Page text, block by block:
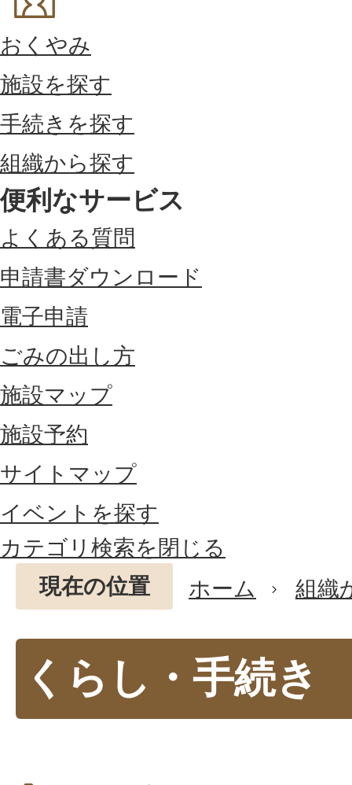
おくやみ
施設を探す
手続きを探す
組織から探す
便利なサービス
よくある質問
申請書ダウンロード
電子申請
ごみの出し方
施設マップ
施設予約
サイトマップ
イベントを探す
カテゴリ検索を閉じる
現在の位置
ホーム 組織
くらし・手続き